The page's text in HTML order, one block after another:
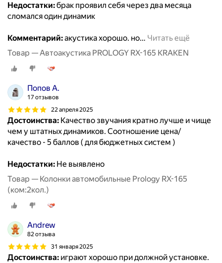
Недостатки:брак проявил себя через два месяца
сломался один динамик
Комментарий:акустика хорошо. но… Читать ещё
Товар — Автоакустика PROLOGY RX-165 KRAKEN
Попов А.
17 отзывов
22 апреля 2025
Достоинства: Качество звучания кратно лучше и чище
чем у штатных динамиков. Соотношение цена/
качество - 5 баллов ( для бюджетных систем )
Недостатки: Не выявлено
Товар — Колонки автомобильные Prology RX-165
(ком:2кол.)
Andrew
82 отзыва
31 января 2025
Достоинства: играют хорошо при должной установке.